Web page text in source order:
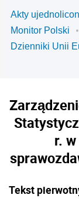
Akty
Monitor Polski
Dzienniki Unii
r.
Tekst